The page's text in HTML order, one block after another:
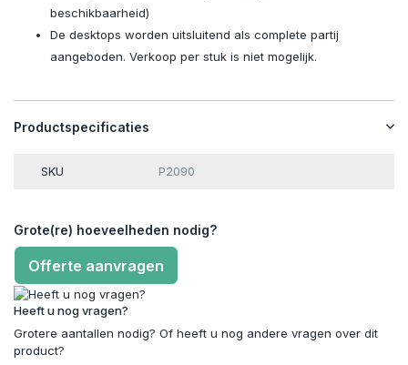
beschikbaarheid)
De desktops worden uitsluitend als complete partij
aangeboden. Verkoop per stuk is niet mogelijk.
Productspecificaties
SKU P2090
Grote(re) hoeveelheden nodig?
Offerte aanvragen
Heeft u nog vragen?
Grotere aantallen nodig? Of heeft u nog andere vragen over dit
product?